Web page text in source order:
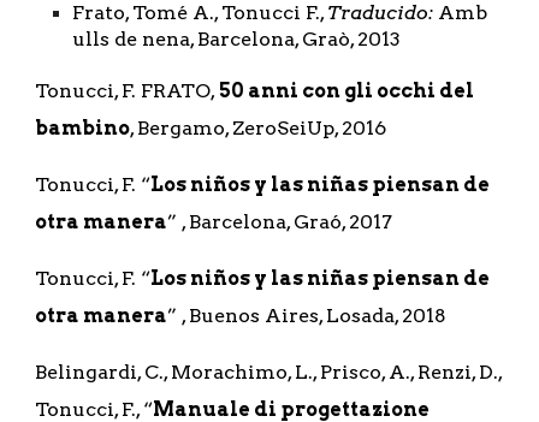
Frato, Tomé A., Tonucci F., Traducido: Amb
ulls de nena, Barcelona, Graò, 2013
Tonucci, F. FRATO, 50 anni con gli occhi del
bambino, Bergamo, ZeroSeiUp, 2016
Tonucci, F. “Los niños y las niñas piensan de
otra manera” , Barcelona, Graó, 2017
Tonucci, F. “Los niños y las niñas piensan de
otra manera” , Buenos Aires, Losada, 2018
Belingardi, C., Morachimo, L., Prisco, A., Renzi, D.,
Tonucci, F., “Manuale di progettazione